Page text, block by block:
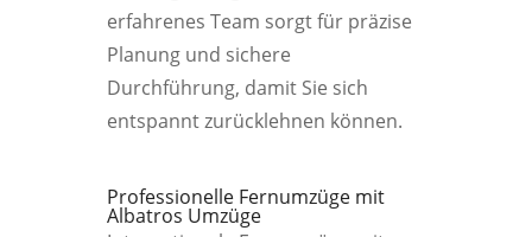
erfahrenes Team sorgt für präzise
Planung und sichere
Durchführung, damit Sie sich
entspannt zurücklehnen können.
Professionelle Fernumzüge mit
Albatros Umzüge